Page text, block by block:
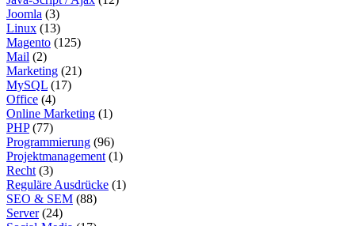
Joomla (3)
Linux (13)
Magento (125)
Mail (2)
Marketing (21)
MySQL (17)
Office (4)
Online Marketing (1)
PHP(77)
Programmierung (96)
Projektmanagement (1)
Recht (3)
Reguläre Ausdrücke (1)
SEO & SEM (88)
Server(24)